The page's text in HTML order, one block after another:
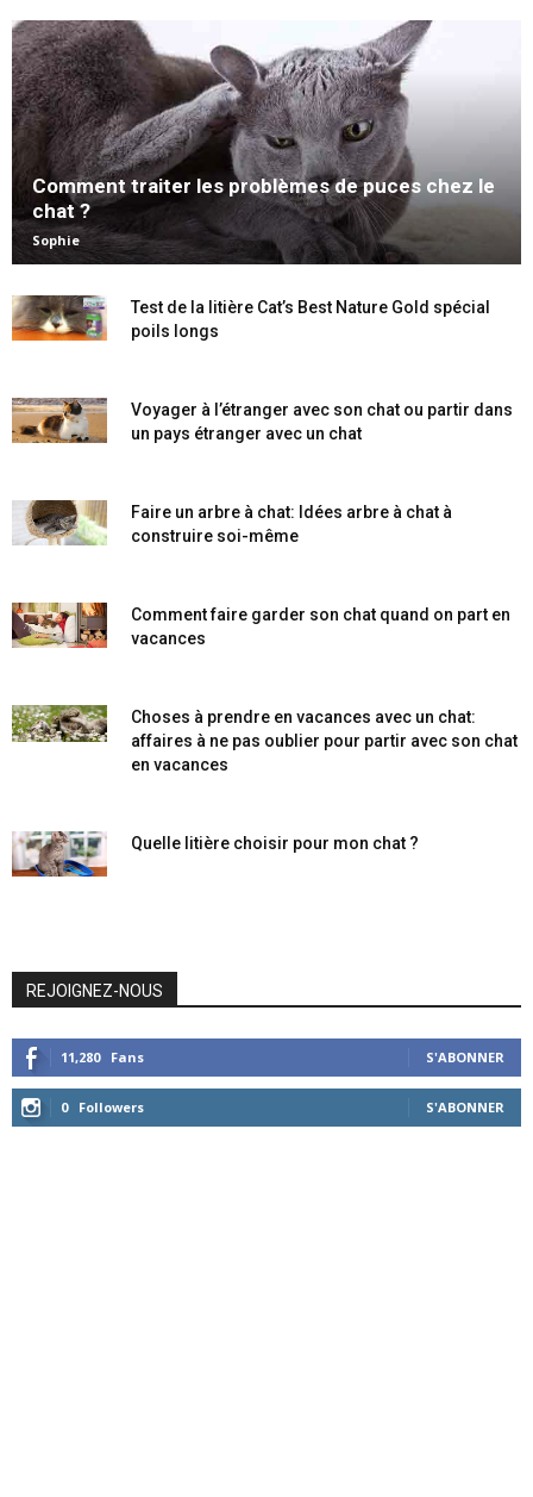
Comment traiter les problèmes de puces chez le
chat ?
Sophie
Test de la litière Cat’s Best Nature Gold spécial
poils longs
Voyager à l’étranger avec son chat ou partir dans
un pays étranger avec un chat
Faire un arbre à chat: Idées arbre à chat à
construire soi-même
Comment faire garder son chat quand on part en
vacances
Choses à prendre en vacances avec un chat:
affaires à ne pas oublier pour partir avec son chat
en vacances
Quelle litière choisir pour mon chat ?
REJOIGNEZ-NOUS
11,280 Fans S'ABONNER
0 Followers S'ABONNER